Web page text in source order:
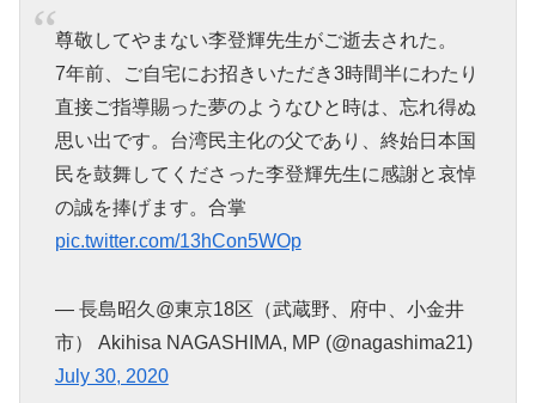
尊敬してやまない李登輝先生がご逝去された。
7年前、ご自宅にお招きいただき3時間半にわたり
直接ご指導賜った夢のようなひと時は、忘れ得ぬ
思い出です。台湾民主化の父であり、終始日本国
民を鼓舞してくださった李登輝先生に感謝と哀悼
の誠を捧げます。合掌
pic.twitter.com/13hCon5WOp
— 長島昭久@東京18区（武蔵野、府中、小金井
市） Akihisa NAGASHIMA, MP (@nagashima21)
July 30, 2020